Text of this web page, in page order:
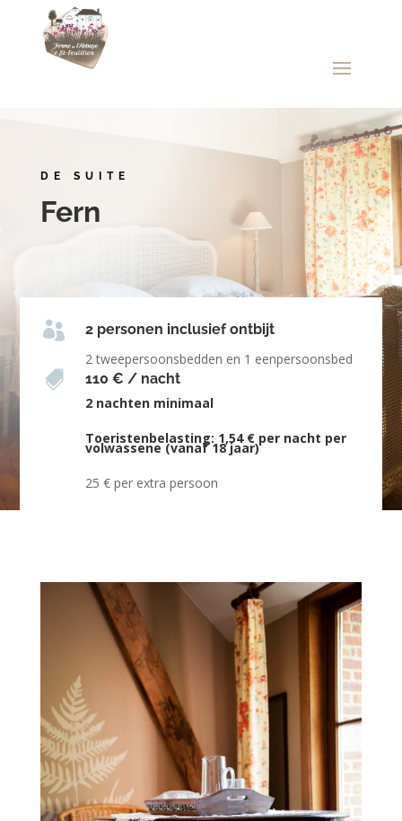
DE SUITE
Fern

2 personen inclusief ontbijt
2 tweepersoonsbedden en 1 eenpersoonsbed

110 € / nacht
2 nachten minimaal
Toeristenbelasting: 1,54 € per nacht per
volwassene (vanaf 18 jaar)
25 € per extra persoon